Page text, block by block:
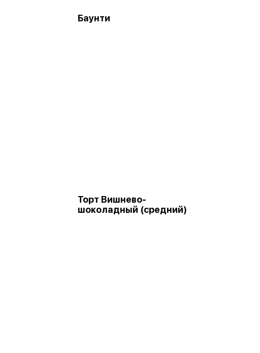
Баунти
Торт Вишнево-
шоколадный (средний)